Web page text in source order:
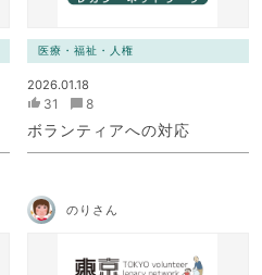
医療・福祉・人権
2026.01.18
31 8
ボランティアへの対応
のりさん